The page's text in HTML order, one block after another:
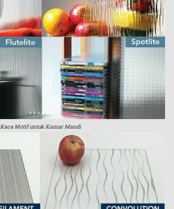
Kaca Motif untuk Kamar Mandi